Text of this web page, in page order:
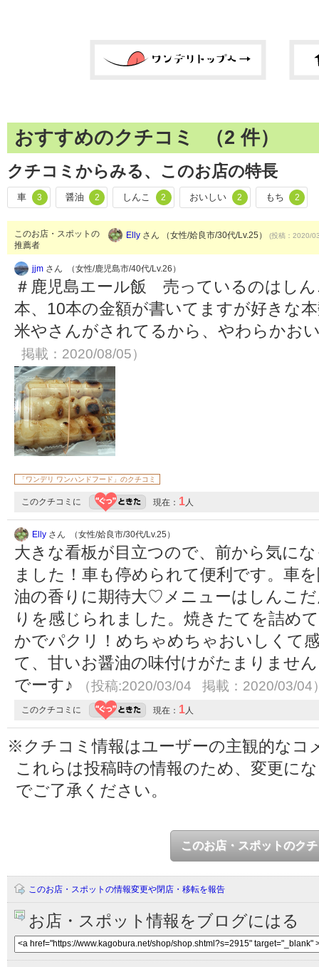
おすすめのクチコミ （2 件）
クチコミからみる、このお店の特長
車 3 醤油 2 しんこ 2 おいしい 2 もち 2
このお店・スポットの
推薦者
Elly さん （女性/姶良市/30代/Lv.25） (投稿：2020/
jjm さん （女性/鹿児島市/40代/Lv.26）
＃鹿児島エール飯 売っているのはし
本、10本の金額が書いてますが好きな
米やさんがされてるから、やわらかお
掲載：2020/08/05）
「ワンデリ ワンハンドフード」のクチコミ
このクチコミに 現在： 1 人
Elly さん （女性/姶良市/30代/Lv.25）
大きな看板が目立つので、前から気に
ました！車も停められて便利です。車
油の香りに期待大♡メニューはしんこ
りを感じられました。焼きたてを詰め
かでパクリ！めちゃめちゃおいしくて
て、甘いお醤油の味付けがたまりませ
でーす♪
（投稿:2020/03/04 掲載：2020/03/04
このクチコミに 現在： 1 人
※クチコミ情報はユーザーの主観的なコ
これらは投稿時の情報のため、変更に
でご了承ください。
このお店・スポットのク
このお店・スポットの情報変更や閉店・移転を報告
お店・スポット情報をブログにはる